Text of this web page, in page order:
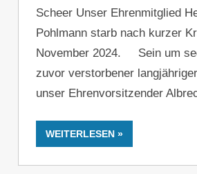
Scheer Unser Ehrenmitglied
Pohlmann starb nach kurzer
November 2024. Sein um
zuvor verstorbener
unser Ehrenvorsitzender
WEITERLESEN